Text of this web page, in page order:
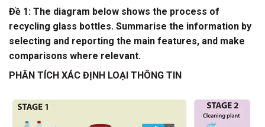
Đề 1: The diagram below shows the process of
recycling glass bottles. Summarise the information by
selecting and reporting the main features, and make
comparisons where relevant.
PHÂN TÍCH XÁC ĐỊNH LOẠI THÔNG TIN